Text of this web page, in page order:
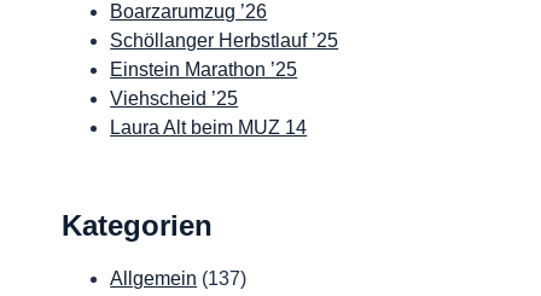
Boarzarumzug ’26
Schöllanger Herbstlauf ’25
Einstein Marathon ’25
Viehscheid ’25
Laura Alt beim MUZ 14
Kategorien
Allgemein (137)